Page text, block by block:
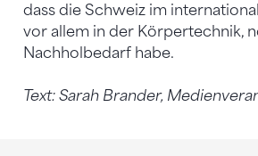
dass die Schweiz im
vor allem in der Körpertechnik,
Nachholbedarf habe.
Text: Sarah Brander,